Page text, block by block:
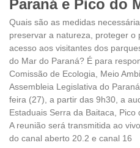
Paraná e Pico do
Quais são as medidas
preservar a natureza, proteger o
acesso aos visitantes dos
do Mar do Paraná? É para
Comissão de Ecologia, Meio
Assembleia Legislativa do
feira (27), a partir das 9h30, a
Estaduais Serra da Baitaca, Pico
A reunião será transmitida ao
do canal aberto 20.2 e canal 16